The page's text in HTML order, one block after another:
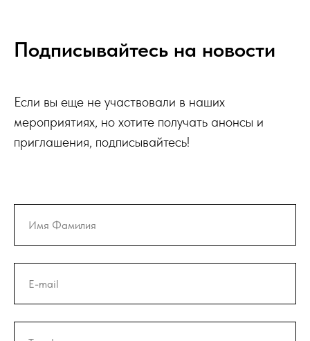
Подписывайтесь на новости
Если вы еще не участвовали в наших
мероприятиях, но хотите получать анонсы и
приглашения, подписывайтесь!